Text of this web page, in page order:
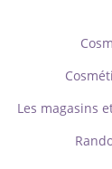
Les magasins